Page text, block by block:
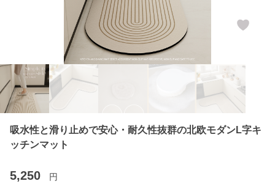
吸水性と滑り止めで安心・耐久性抜群の北欧モダンL字キ
ッチンマット
5,250 円